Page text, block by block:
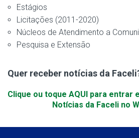
Estágios
Licitações (2011-2020)
Núcleos de Atendimento a
Pesquisa e Extensão
Quer receber notícias da
Clique ou toque AQUI para entrar
Notícias da Faceli no